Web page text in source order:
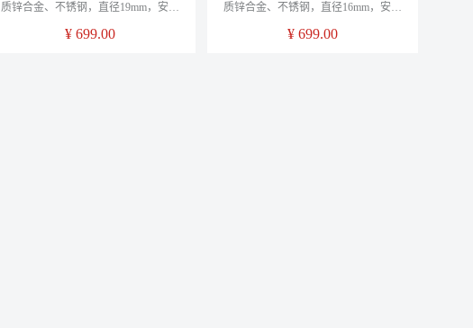
质锌合金、不锈钢，直径19mm，安装
¥ 699.00
质锌合金、不锈钢，直径16mm，安装
¥ 699.00